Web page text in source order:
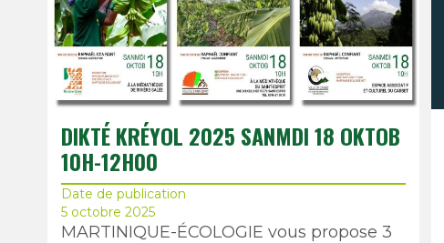
DIKTÉ KRÉYOL 2025 SANMDI 18 OKTOB
10H-12H00
Date de publication
5 octobre 2025
MARTINIQUE-ÉCOLOGIE vous propose 3